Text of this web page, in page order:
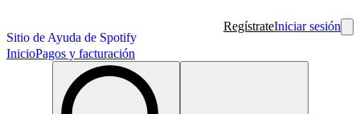
Sitio de Ayuda de Spotify
RegístrateIniciar sesión
InicioPagos y facturación